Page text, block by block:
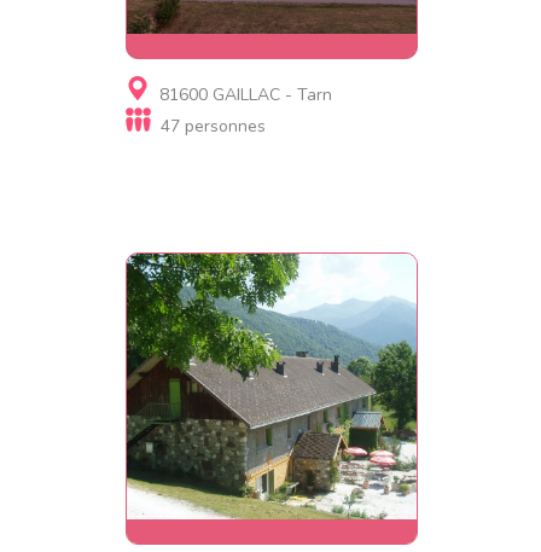
Gite
Chateau de tauziès
81600 GAILLAC - Tarn
47 personnes